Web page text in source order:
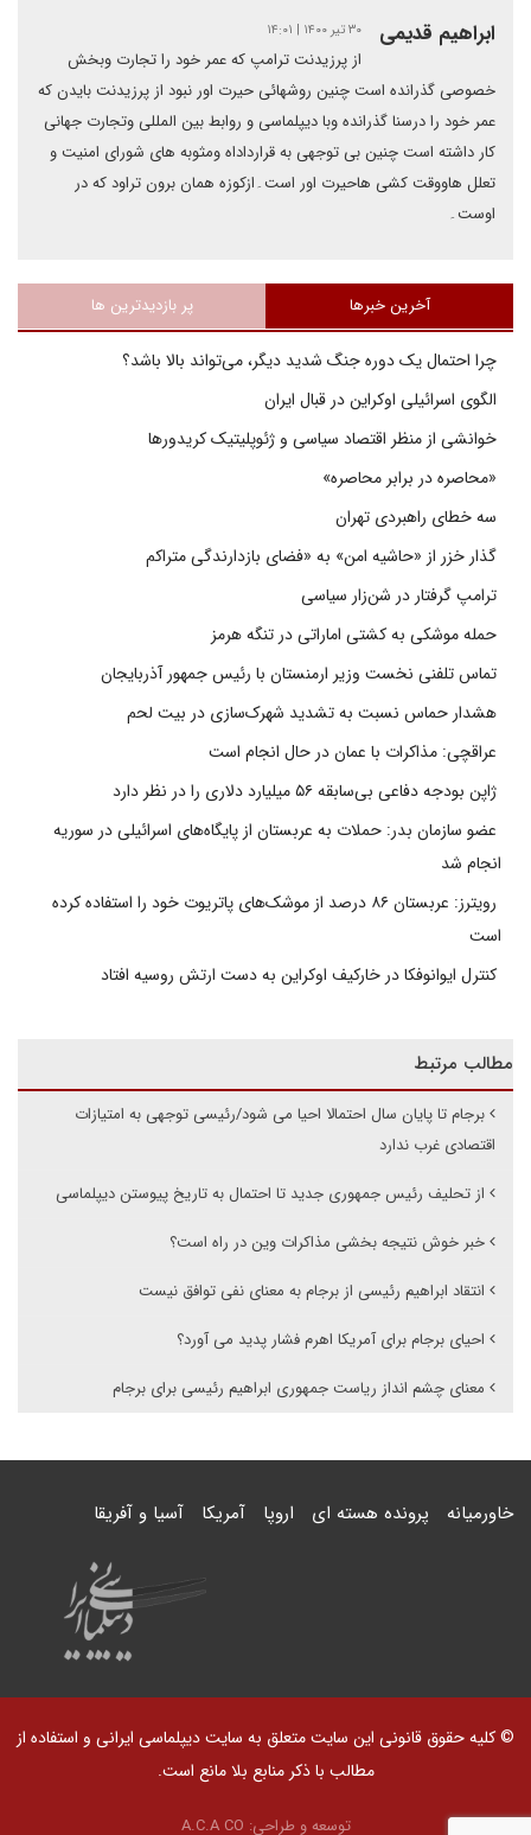
ابراهیم قدیمی ۳۰ تیر ۱۴۰۰ | ۱۴:۰۱
از پرزیدنت ترامپ که عمر خود را تجارت وبخش
خصوصی گذرانده است چنین روشهائی حیرت اور نبود از پرزیدنت بایدن که
عمر خود را درسنا گذرانده وبا دیپلماسی و روابط بین المللی وتجارت جهانی
کار داشته است چنین بی توجهی به قرارداداه ومثوبه های شورای امنیت و
تعلل هاووقت کشی هاحیرت اور است۔ازکوزه همان برون تراود که در
اوست۔
آخرین خبرها پر بازدیدترین ها
چرا احتمال یک دوره جنگ شدید دیگر، می‌تواند بالا باشد؟
الگوی اسرائیلی اوکراین در قبال ایران
خوانشی از منظر اقتصاد سیاسی و ژئوپلیتیک کریدورها
«محاصره در برابر محاصره»
سه خطای راهبردی تهران
گذار خزر از «حاشیه امن» به «فضای بازدارندگی متراکم
ترامپ گرفتار در شن‌زار سیاسی
حمله موشکی به کشتی اماراتی در تنگه هرمز
تماس تلفنی نخست وزیر ارمنستان با رئیس جمهور آذربایجان
هشدار حماس نسبت به تشدید شهرک‌سازی در بیت‌ لحم
عراقچی: مذاکرات با عمان در حال انجام است
ژاپن بودجه دفاعی بی‌سابقه ۵۶ میلیارد دلاری را در نظر دارد
عضو سازمان بدر: حملات به عربستان از پایگاه‌های اسرائیلی در سوریه
انجام شد
رویترز: عربستان ۸۶ درصد از موشک‌های پاتریوت خود را استفاده کرده
است
کنترل ایوانوفکا در خارکیف اوکراین به دست ارتش روسیه افتاد
مطالب مرتبط
برجام تا پایان سال احتمالا احیا می شود/رئیسی توجهی به امتیازات
اقتصادی غرب ندارد
از تحلیف رئیس جمهوری جدید تا احتمال به تاریخ پیوستن دیپلماسی
خبر خوش نتیجه بخشی مذاکرات وین در راه است؟
انتقاد ابراهیم رئیسی از برجام به معنای نفی توافق نیست
احیای برجام برای آمریکا اهرم فشار پدید می آورد؟
معنای چشم انداز ریاست جمهوری ابراهیم رئیسی برای برجام
خاورمیانه پرونده هسته ای اروپا آمریکا آسیا و آفریقا
© کلیه حقوق قانونی این سایت متعلق به سایت دیپلماسی ایرانی و استفاده از
مطالب با ذکر منابع بلا مانع است.
توسعه و طراحی: A.C.A CO